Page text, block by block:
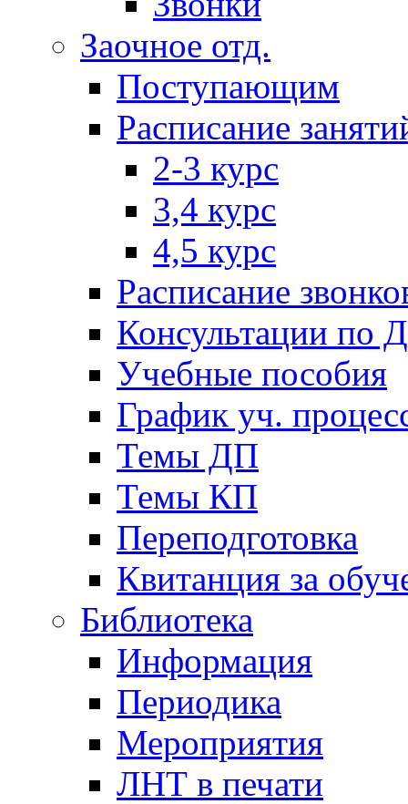
Заочное отд.
Поступающим
Расписание
2-3 курс
3,4 курс
4,5 курс
Расписание
Консультации по
Учебные пособия
График уч.
Темы ДП
Темы КП
Переподготовка
Квитанция за
Библиотека
Информация
Периодика
Мероприятия
ЛНТ в печати